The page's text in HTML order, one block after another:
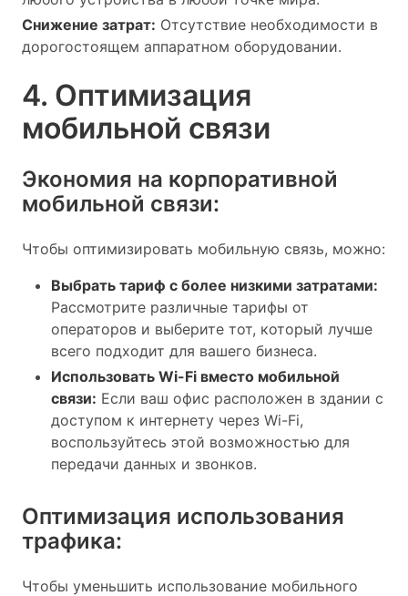
Снижение затрат: Отсутствие необходимости в
дорогостоящем аппаратном оборудовании.
4. Оптимизация
мобильной связи
Экономия на корпоративной
мобильной связи:
Чтобы оптимизировать мобильную связь, можно:
Выбрать тариф с более низкими затратами:
Рассмотрите различные тарифы от
операторов и выберите тот, который лучше
всего подходит для вашего бизнеса.
Использовать Wi-Fi вместо мобильной
связи: Если ваш офис расположен в здании с
доступом к интернету через Wi-Fi,
воспользуйтесь этой возможностью для
передачи данных и звонков.
Оптимизация использования
трафика:
Чтобы уменьшить использование мобильного